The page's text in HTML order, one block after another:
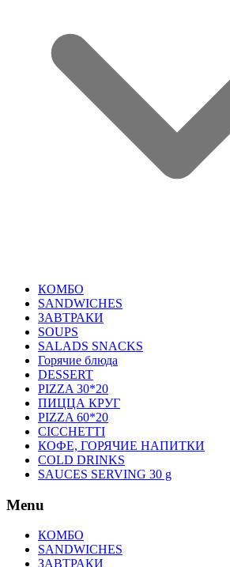
КОМБО
SANDWICHES
ЗАВТРАКИ
SOUPS
SALADS SNACKS
Горячие блюда
DESSERT
PIZZA 30*20
ПИЦЦА КРУГ
PIZZA 60*20
CICCHETTI
КОФЕ, ГОРЯЧИЕ НАПИТКИ
COLD DRINKS
SAUCES SERVING 30 g
Menu
КОМБО
SANDWICHES
ЗАВТРАКИ